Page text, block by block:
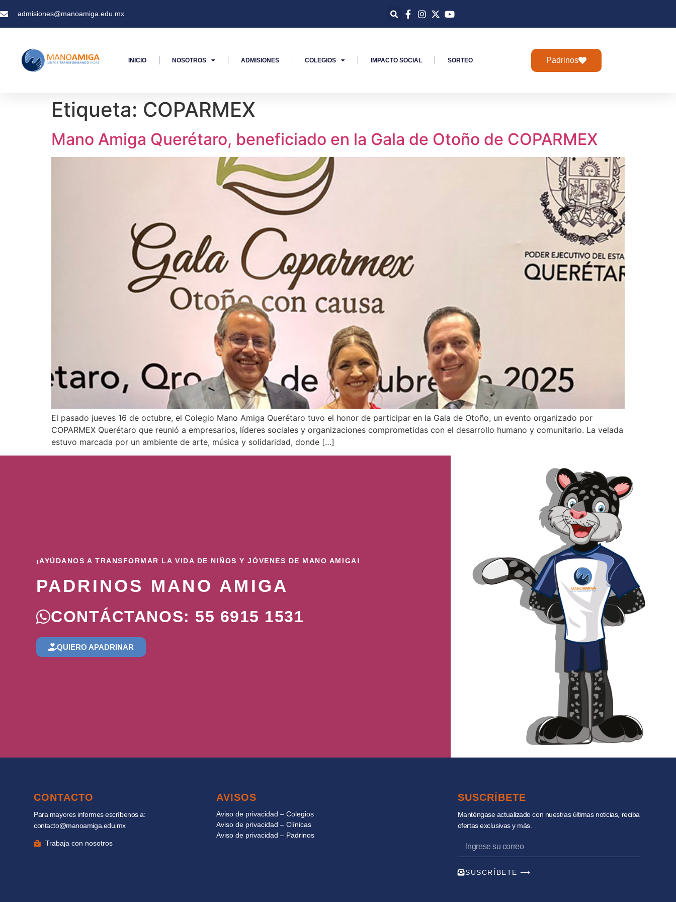
admisiones@manoamiga.edu.mx
INICIO NOSOTROS ADMISIONES COLEGIOS IMPACTO SOCIAL SORTEO Padrinos
Etiqueta: COPARMEX
Mano Amiga Querétaro, beneficiado en la Gala de Otoño de COPARMEX
El pasado jueves 16 de octubre, el Colegio Mano Amiga Querétaro tuvo el honor de participar en la Gala de Otoño, un evento organizado por
COPARMEX Querétaro que reunió a empresarios, líderes sociales y organizaciones comprometidas con el desarrollo humano y comunitario. La velada
estuvo marcada por un ambiente de arte, música y solidaridad, donde […]
¡AYÚDANOS A TRANSFORMAR LA VIDA DE NIÑOS Y JÓVENES DE MANO AMIGA!
PADRINOS MANO AMIGA
CONTÁCTANOS: 55 6915 1531
QUIERO APADRINAR
CONTACTO
Para mayores informes escríbenos a:
contacto@manoamiga.edu.mx
Trabaja con nosotros
AVISOS
Aviso de privacidad – Colegios
Aviso de privacidad – Clínicas
Aviso de privacidad – Padrinos
SUSCRÍBETE
Manténgase actualizado con nuestras últimas noticias, reciba
ofertas exclusivas y más.
SUSCRÍBETE ⟶